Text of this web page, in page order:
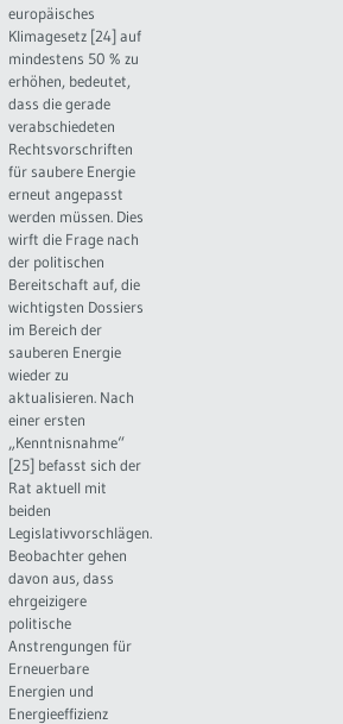
europäisches
Klimagesetz [24] auf
mindestens 50 % zu
erhöhen, bedeutet,
dass die gerade
verabschiedeten
Rechtsvorschriften
für saubere Energie
erneut angepasst
werden müssen. Dies
wirft die Frage nach
der politischen
Bereitschaft auf, die
wichtigsten Dossiers
im Bereich der
sauberen Energie
wieder zu
aktualisieren. Nach
einer ersten
„Kenntnisnahme“
[25] befasst sich der
Rat aktuell mit
beiden
Legislativvorschlägen.
Beobachter gehen
davon aus, dass
ehrgeizigere
politische
Anstrengungen für
Erneuerbare
Energien und
Energieeffizienz